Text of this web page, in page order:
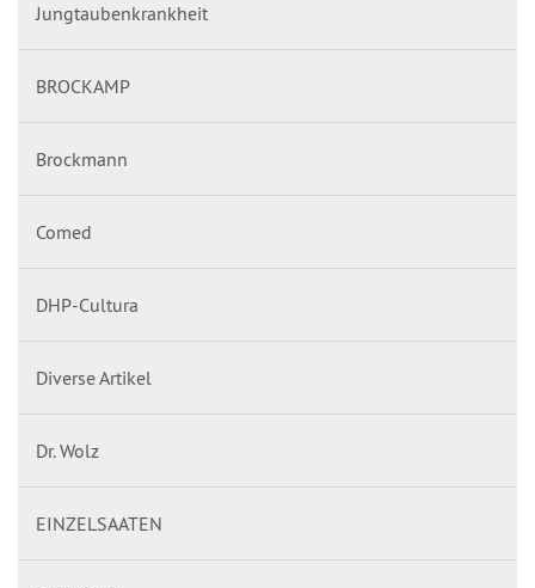
Jungtaubenkrankheit
BROCKAMP
Brockmann
Comed
DHP-Cultura
Diverse Artikel
Dr. Wolz
EINZELSAATEN